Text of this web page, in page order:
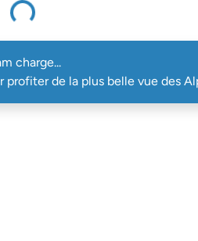
Le lecteur multimédia de la webcam charge...
charge...
profiter de la plus belle vue des